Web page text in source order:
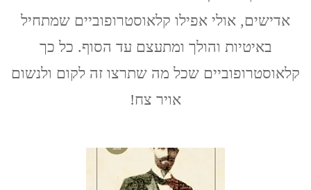
סמנתה
אדישים, אולי אפילו קלאוסטרופוביים שמתחיל
באיטיות והולך ומתעצם עד הסוף. כל כך
קלאוסטרופוביים שכל מה שתרצו זה לקום ולנשום
אויר צח!